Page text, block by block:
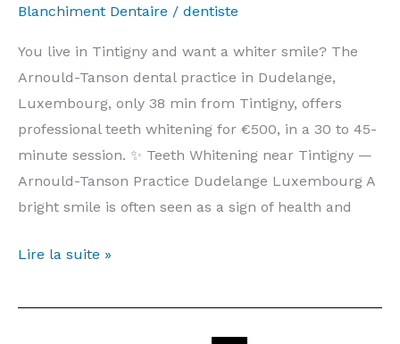
Cabinet
Arnould-
Tanson
Luxembourg
Blanchiment Dentaire / dentiste
You live in Tintigny and want a whiter smile? The
Arnould-Tanson dental practice in Dudelange,
Luxembourg, only 38 min from Tintigny, offers
professional teeth whitening for €500, in a 30 to 45-
minute session. ✨ Teeth Whitening near Tintigny —
Arnould-Tanson Practice Dudelange Luxembourg A
bright smile is often seen as a sign of health and
Teeth
Tintigny
Lire la suite »